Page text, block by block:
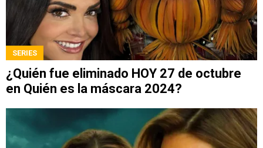
SERIES
¿Quién fue eliminado HOY 27 de octubre
en Quién es la máscara 2024?